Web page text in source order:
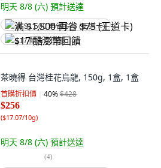
明天 8/8 (六) 預計送達
满 $1,500 再省 $75 (王道卡)
$17 酷澎幣回饋
茶曉得 台灣桂花烏龍, 150g, 1盒, 1盒
首購折扣價 40%$428
$256
($17.07/10g)
明天 8/8 (六) 預計送達
(4)